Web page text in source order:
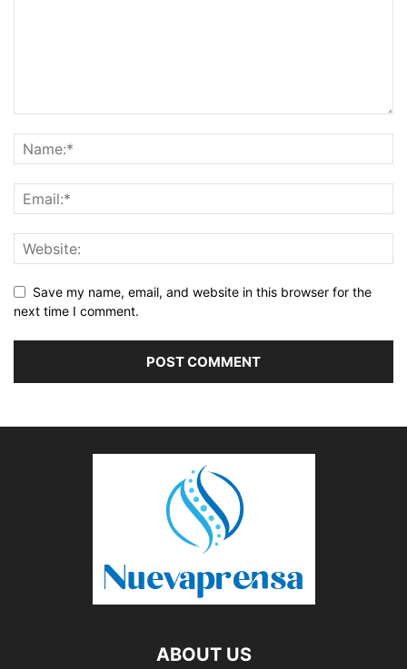
Save my name, email, and website in this browser for the
next time I comment.
ABOUT US